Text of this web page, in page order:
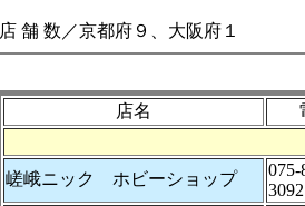
店 舗 数／京都府９、大阪府１
店名
嵯峨ニック ホビーショップ
075-
3092